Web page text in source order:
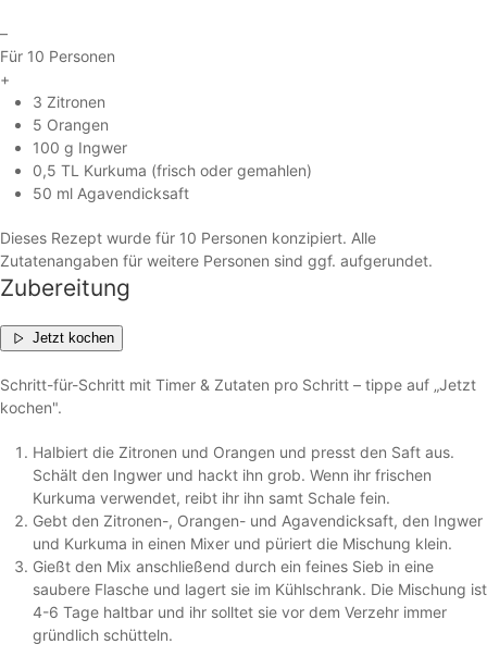
–
Für 10 Personen
+
3 Zitronen
5 Orangen
100 g Ingwer
0,5 TL Kurkuma (frisch oder gemahlen)
50 ml Agavendicksaft
Dieses Rezept wurde für 10 Personen konzipiert. Alle
Zutatenangaben für weitere Personen sind ggf. aufgerundet.
Zubereitung
Jetzt kochen
Schritt-für-Schritt mit Timer & Zutaten pro Schritt – tippe auf „Jetzt
kochen".
Halbiert die Zitronen und Orangen und presst den Saft aus.
Schält den Ingwer und hackt ihn grob. Wenn ihr frischen
Kurkuma verwendet, reibt ihr ihn samt Schale fein.
Gebt den Zitronen-, Orangen- und Agavendicksaft, den Ingwer
und Kurkuma in einen Mixer und püriert die Mischung klein.
Gießt den Mix anschließend durch ein feines Sieb in eine
saubere Flasche und lagert sie im Kühlschrank. Die Mischung ist
4-6 Tage haltbar und ihr solltet sie vor dem Verzehr immer
gründlich schütteln.